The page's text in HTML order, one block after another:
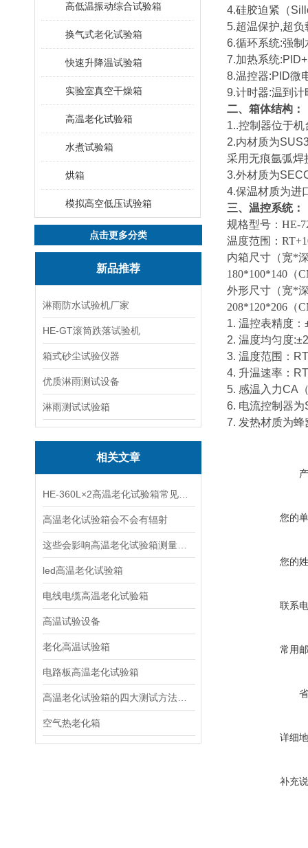
高低温振动综合试验箱
换气式老化试验箱
快速升降温试验箱
实验室真空干燥箱
高温老化试验箱
水煮试验箱
烘箱
模拟高空低压试验箱
点击更多分类
新品推荐
淋雨防水试验机厂家
HE-GT滚筒跌落试验机
箱式砂尘试验仪器
优质淋雨测试设备
淋雨测试试验箱
相关文章
高温老化试验箱会不会有辐射
led高温老化试验箱
电线电缆高温老化试验箱
高温试验设备
老化高温试验箱
电路板高温老化试验箱
空气热老化箱
4.硅胶迫紧（
5.超温保护,超
6.循环系统:强
7.加热系统
8.温控器:PID微
9.计时器:温到
二、箱体结构：
1..控制器位于
2.内材质为
采用无痕氩弧焊
3.外材质为
4.保温材质为进
三、温控系统：
规格型号：HE-
温度范围：
内箱尺寸（宽*
180*100*140（
外形尺寸（宽*
208*120*206（
1. 温控表精度
2. 温度均匀度
3. 温度范围：
4. 升温速率：
5. 感温入力CA
6. 电流控制器
7. 发热材质为
您的
您的
联系
常用
详细
补充